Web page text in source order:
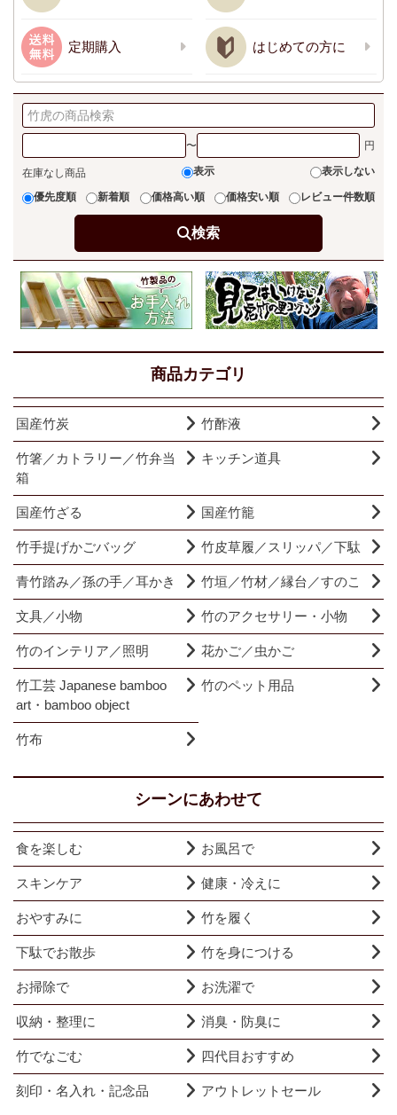
定期購入 はじめての方に
〜
在庫なし商品 表示 表示しない
優先度順 新着順 価格高い順 価格安い順 レビュー件数順
検索
商品カテゴリ
国産竹炭 竹酢液
竹箸／カトラリー／竹弁当
箱
キッチン道具
国産竹ざる 国産竹籠
竹手提げかごバッグ 竹皮草履／スリッパ／下駄
青竹踏み／孫の手／耳かき 竹垣／竹材／縁台／すのこ
文具／小物 竹のアクセサリー・小物
竹のインテリア／照明 花かご／虫かご
竹工芸 Japanese bamboo
art・bamboo object
竹のペット用品
竹布
シーンにあわせて
食を楽しむ お風呂で
スキンケア 健康・冷えに
おやすみに 竹を履く
下駄でお散歩 竹を身につける
お掃除で お洗濯で
収納・整理に 消臭・防臭に
竹でなごむ 四代目おすすめ
刻印・名入れ・記念品 アウトレットセール